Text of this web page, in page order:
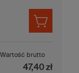
Wartość brutto
47,40 zł